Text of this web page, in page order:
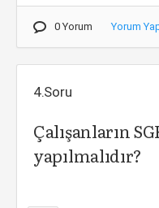
0 Yorum Yorum
4.Soru
Çalışanların
yapılmalıdır?